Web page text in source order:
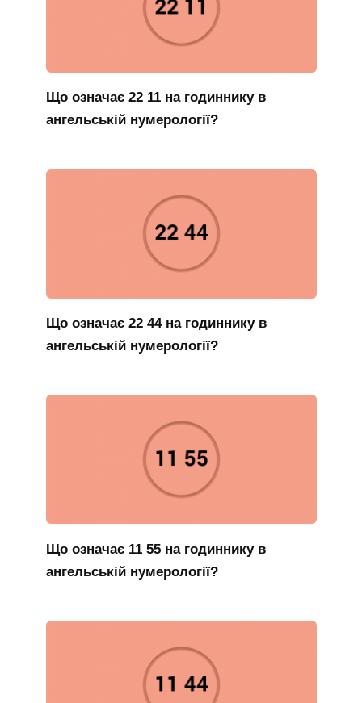
Що означає 22 11 на годиннику в
ангельській нумерології?
Що означає 22 44 на годиннику в
ангельській нумерології?
Що означає 11 55 на годиннику в
ангельській нумерології?